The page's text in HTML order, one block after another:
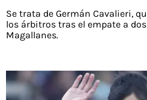
Se trata de Germán Cavalieri,
los árbitros tras el empate a
Magallanes.